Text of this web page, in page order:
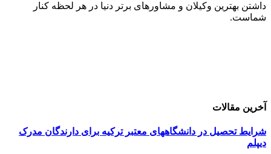
داشتن بهترین وکیلان و مشاورهای برتر دنیا در هر لحظه کنار
شماست.
آخرین مقالات
شرایط تحصیل در دانشگاههای معتبر ترکیه برای دارندگان مدرک
دیپلم